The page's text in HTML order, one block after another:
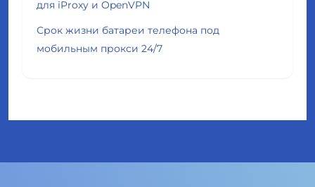
для iProxy и OpenVPN
Срок жизни батареи телефона под
мобильным прокси 24/7